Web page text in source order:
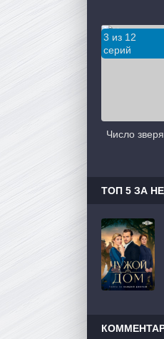
3 из 12
серий
Число зверя
ТОП 5 ЗА